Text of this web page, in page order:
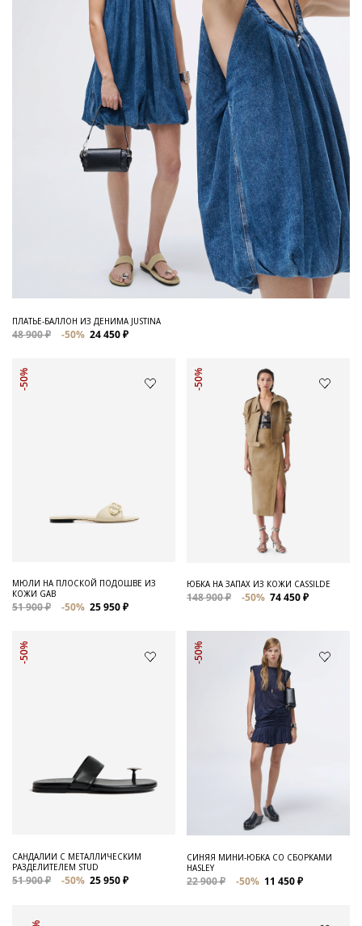
ПЛАТЬЕ-БАЛЛОН ИЗ ДЕНИМА JUSTINA
48 900 ₽ -50% 24 450 ₽
-50%
МЮЛИ НА ПЛОСКОЙ ПОДОШВЕ ИЗ
КОЖИ GAB
51 900 ₽ -50% 25 950 ₽
-50%
ЮБКА НА ЗАПАХ ИЗ КОЖИ CASSILDE
148 900 ₽ -50% 74 450 ₽
-50%
САНДАЛИИ С МЕТАЛЛИЧЕСКИМ
РАЗДЕЛИТЕЛЕМ STUD
51 900 ₽ -50% 25 950 ₽
-50%
СИНЯЯ МИНИ-ЮБКА СО СБОРКАМИ
HASLEY
22 900 ₽ -50% 11 450 ₽